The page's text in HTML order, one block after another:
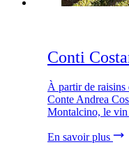
Conti
À partir de raisins
Conte Andrea
Montalcino, le vin
En savoir plus